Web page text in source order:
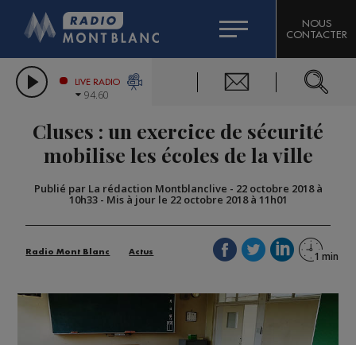
LES CHRONIQUES DE L'EXPERT
CITIZEN MACHINERY
GRAND MASSIF DOMAINES SKIABLES
BIGARD
COMPAGNIE DU MONT-BLANC
NOUS
CONTACTER
LIVE RADIO
94.60
Cluses : un exercice de sécurité
mobilise les écoles de la ville
Publié par La rédaction Montblanclive - 22 octobre 2018 à
10h33- Mis à jour le 22 octobre 2018 à 11h01
Radio Mont Blanc Actus